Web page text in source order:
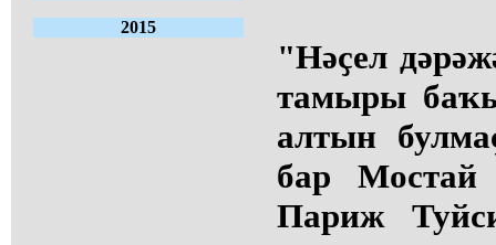
2015
"Нәҫел
тамыры
алтын
бар
Париж